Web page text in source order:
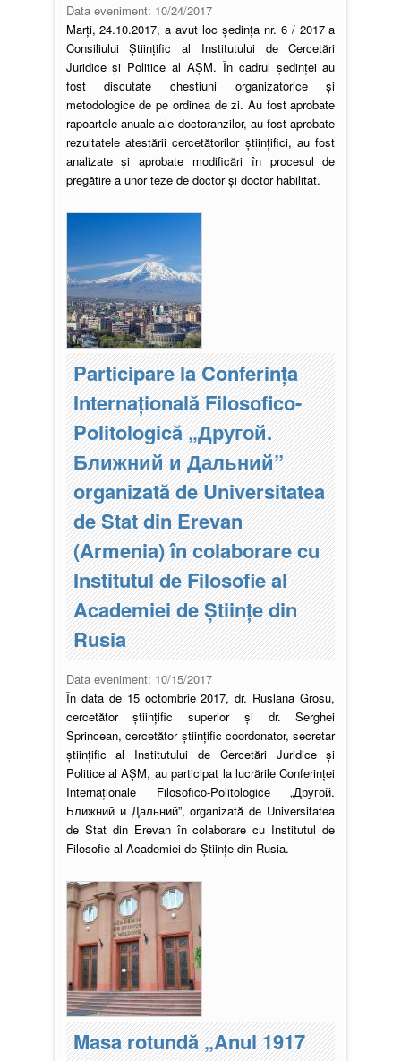
Data eveniment: 10/24/2017
Marți, 24.10.2017, a avut loc ședinţa nr. 6 / 2017 a
Consiliului Ştiinţific al Institutului de Cercetări
Juridice şi Politice al AŞM. În cadrul ședinței au
fost discutate chestiuni organizatorice și
metodologice de pe ordinea de zi. Au fost aprobate
rapoartele anuale ale doctoranzilor, au fost aprobate
rezultatele atestării cercetătorilor științifici, au fost
analizate și aprobate modificări în procesul de
pregătire a unor teze de doctor și doctor habilitat.
Participare la Conferința
Internațională Filosofico-
Politologică „Другой.
Ближний и Дальний”
organizată de Universitatea
de Stat din Erevan
(Armenia) în colaborare cu
Institutul de Filosofie al
Academiei de Științe din
Rusia
Data eveniment: 10/15/2017
În data de 15 octombrie 2017, dr. Ruslana Grosu,
cercetător științific superior și dr. Serghei
Sprincean, cercetător științific coordonator, secretar
științific al Institutului de Cercetări Juridice și
Politice al AȘM, au participat la lucrările Conferinței
Internaționale Filosofico-Politologice „Другой.
Ближний и Дальний”, organizată de Universitatea
de Stat din Erevan în colaborare cu Institutul de
Filosofie al Academiei de Științe din Rusia.
Masa rotundă „Anul 1917
Pagini